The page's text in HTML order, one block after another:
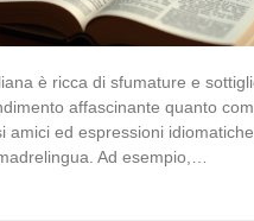
è ricca di sfumature e
affascinante quanto
amici ed espressioni
Ad esempio,…